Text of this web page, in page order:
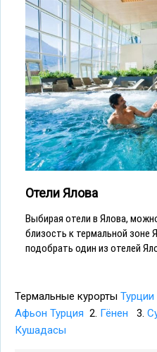
Отели Ялова
Выбирая отели в Ялова,
близость к термальной зоне
подобрать один из отелей
Термальные курорты Турции
Афьон Турция 2. Гёнен 3.
Кушадасы